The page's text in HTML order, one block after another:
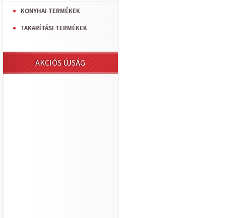
KONYHAI TERMÉKEK
TAKARÍTÁSI TERMÉKEK
AKCIÓS ÚJSÁG